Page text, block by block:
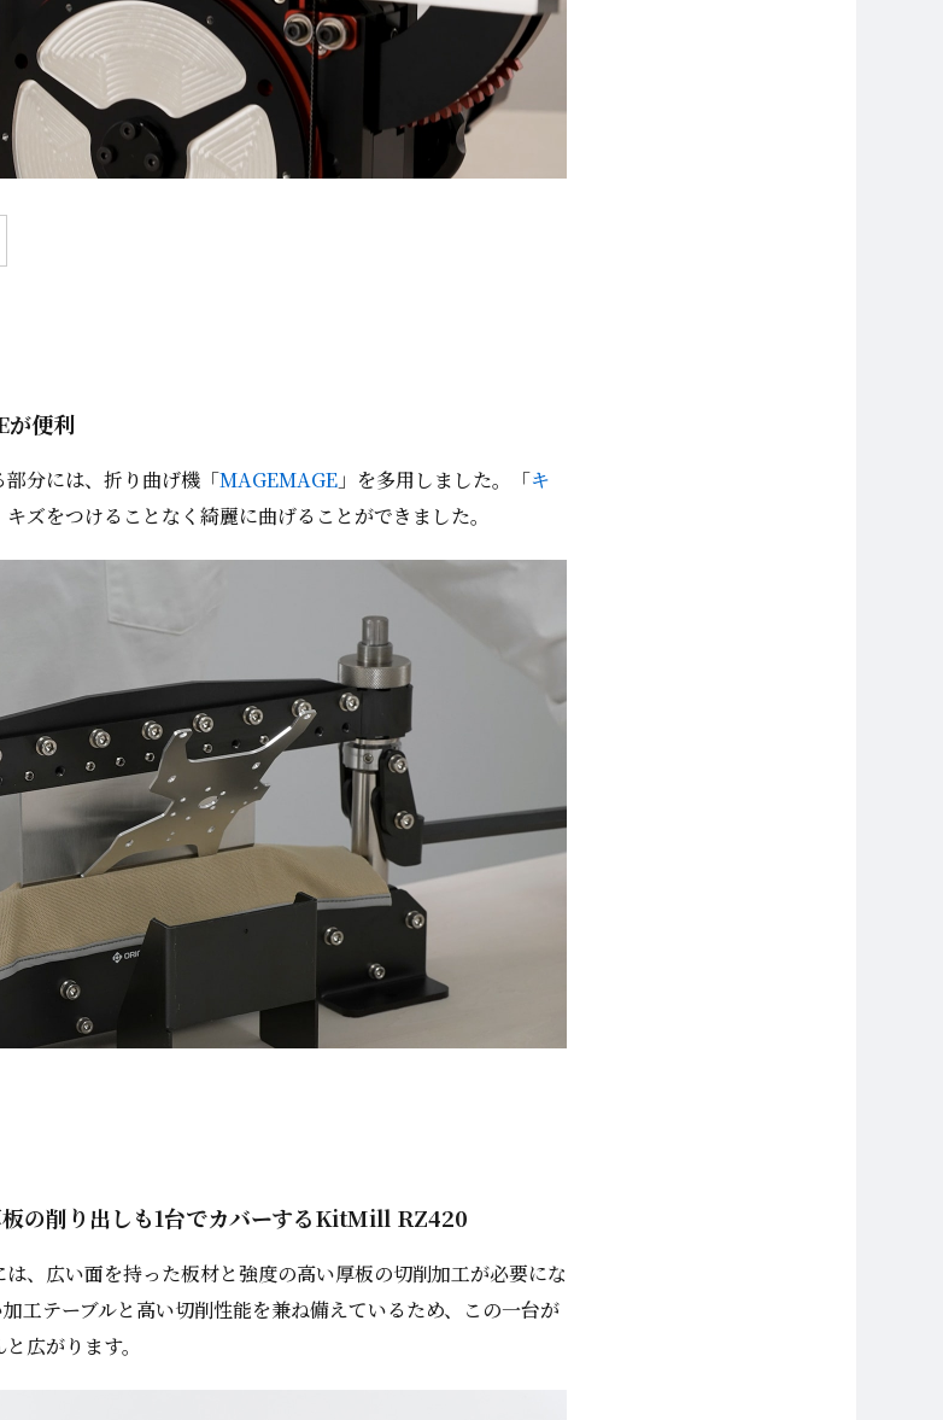
が便利
分には、折り曲げ機「MAGEMAGE 」を多用しました。「キ
ズをつけることなく綺麗に曲げることができました。
の削り出しも1台でカバーするKitMill RZ420
、広い面を持った板材と強度の高い厚板の切削加工が必要にな
加工テーブルと高い切削性能を兼ね備えているため、この一台が
広がります。